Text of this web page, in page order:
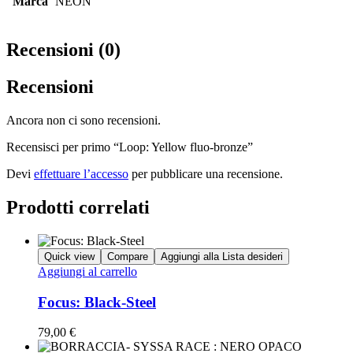
Recensioni (0)
Recensioni
Ancora non ci sono recensioni.
Recensisci per primo “Loop: Yellow fluo-bronze”
Devi effettuare l’accesso per pubblicare una recensione.
Prodotti correlati
Quick view Compare Aggiungi alla Lista desideri
Aggiungi al carrello
Focus: Black-Steel
79,00 €